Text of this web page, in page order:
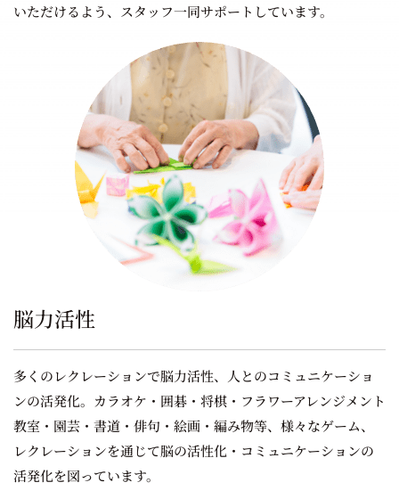
いただけるよう、スタッフ一同サポートしています。
脳力活性
多くのレクレーションで脳力活性、人とのコミュニケーショ
ンの活発化。カラオケ・囲碁・将棋・フラワーアレンジメント
教室・園芸・書道・俳句・絵画・編み物等、様々なゲーム、
レクレーションを通じて脳の活性化・コミュニケーションの
活発化を図っています。